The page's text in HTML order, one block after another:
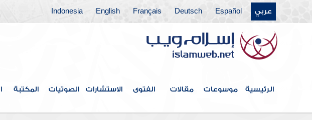
عربي Español
Deutsch
Français
English
Indonesia
الرئيسية موسوعات مقالات الفتوى الاستشارات الصوتيات المكتبة
جملة ثمرات المعرفة
مطلب في التحذير عن الإعجاب
والكبر
مطلب في لزوم التوبة